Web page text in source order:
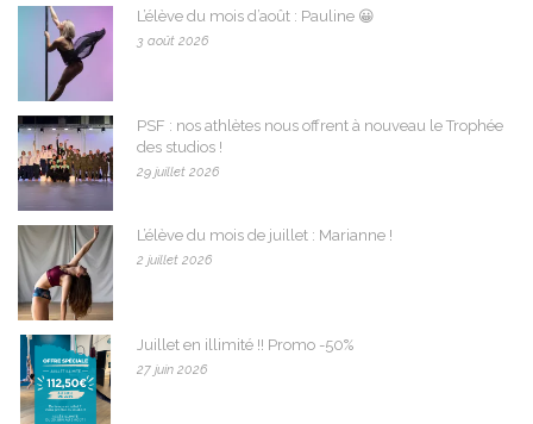
L’élève du mois d’août : Pauline 😀
3 août 2026
PSF : nos athlètes nous offrent à nouveau le Trophée
des studios !
29 juillet 2026
L’élève du mois de juillet : Marianne !
2 juillet 2026
Juillet en illimité !! Promo -50%
27 juin 2026